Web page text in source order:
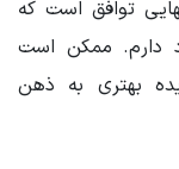
توافق است که
دارم. ممکن است
بهتری به ذهن